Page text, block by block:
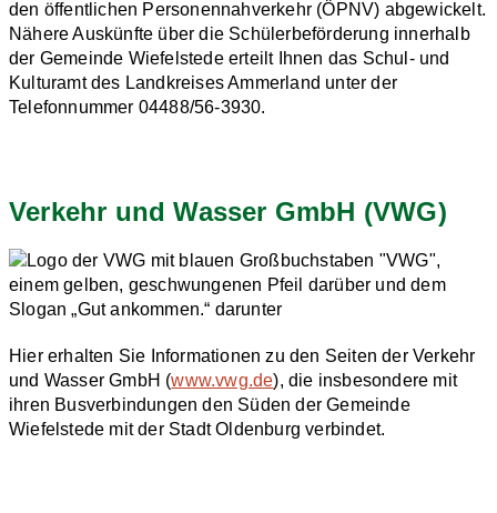
den öffentlichen Personennahverkehr (ÖPNV) abgewickelt.
Nähere Auskünfte über die Schülerbeförderung innerhalb
der Gemeinde Wiefelstede erteilt Ihnen das Schul- und
Kulturamt des Landkreises Ammerland unter der
Telefonnummer 04488/56-3930.
Verkehr und Wasser GmbH (VWG)
Hier erhalten Sie Informationen zu den Seiten der Verkehr
und Wasser GmbH (www.vwg.de), die insbesondere mit
ihren Busverbindungen den Süden der Gemeinde
Wiefelstede mit der Stadt Oldenburg verbindet.